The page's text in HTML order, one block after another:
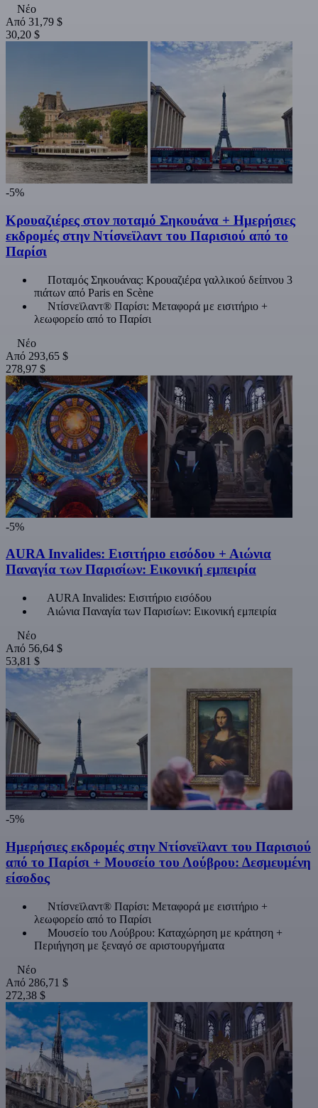
Νέο
Από 31,79 $
30,20 $
-5%
Κρουαζιέρες στον ποταμό Σηκουάνα + Ημερήσιες
εκδρομές στην Ντίσνεϊλαντ του Παρισιού από το
Παρίσι
Ποταμός Σηκουάνας: Κρουαζιέρα γαλλικού δείπνου 3
πιάτων από Paris en Scène
Ντίσνεϊλαντ® Παρίσι: Μεταφορά με εισιτήριο +
λεωφορείο από το Παρίσι
Νέο
Από 293,65 $
278,97 $
-5%
AURA Invalides: Εισιτήριο εισόδου + Αιώνια
Παναγία των Παρισίων: Εικονική εμπειρία
AURA Invalides: Εισιτήριο εισόδου
Αιώνια Παναγία των Παρισίων: Εικονική εμπειρία
Νέο
Από 56,64 $
53,81 $
-5%
Ημερήσιες εκδρομές στην Ντίσνεϊλαντ του Παρισιού
από το Παρίσι + Μουσείο του Λούβρου: Δεσμευμένη
είσοδος
Ντίσνεϊλαντ® Παρίσι: Μεταφορά με εισιτήριο +
λεωφορείο από το Παρίσι
Μουσείο του Λούβρου: Καταχώρηση με κράτηση +
Περιήγηση με ξεναγό σε αριστουργήματα
Νέο
Από 286,71 $
272,38 $